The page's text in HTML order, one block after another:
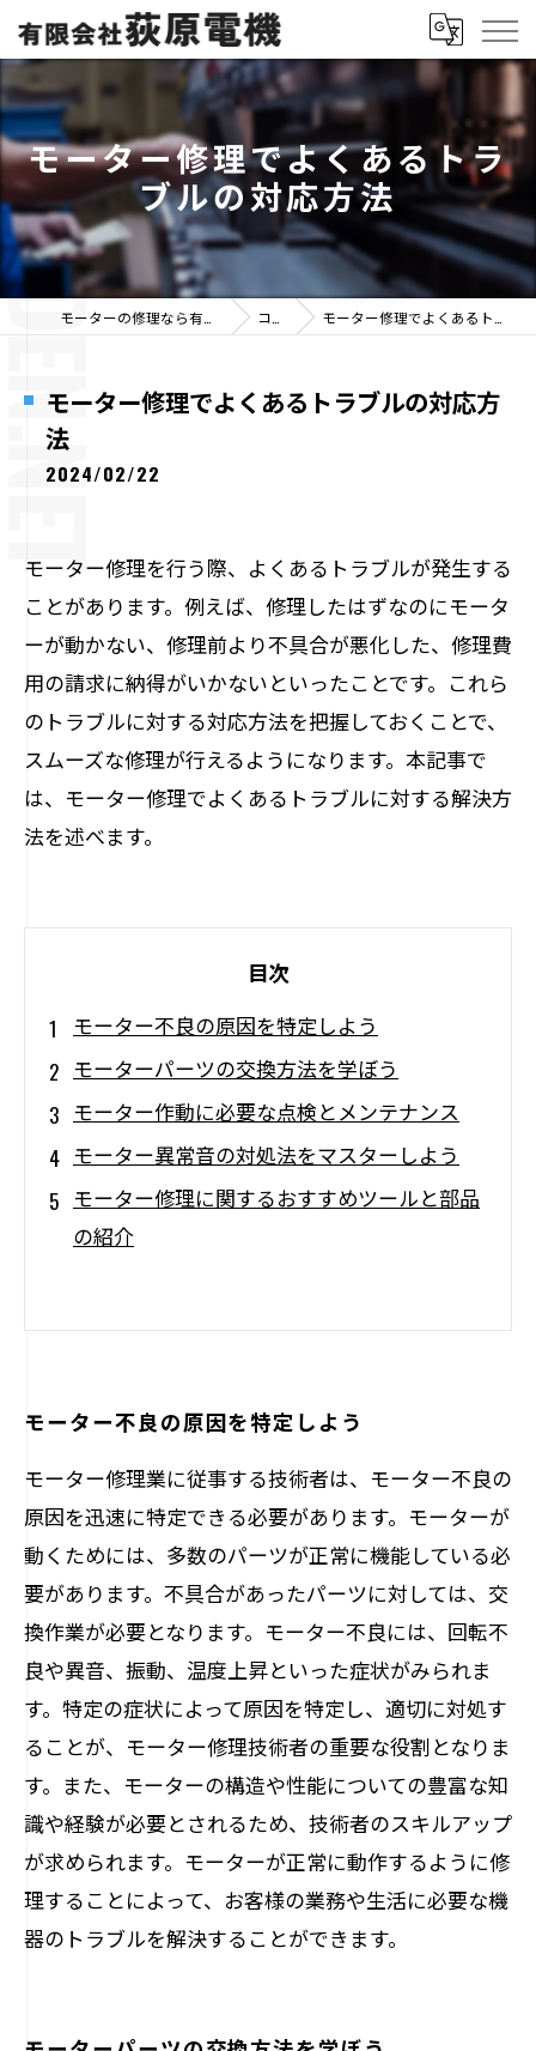
モーター修理でよくあるトラ
ブルの対応方法
コラム モーター修理でよくあるトラブルの対応方法
モーター修理でよくあるトラブルの対応方
法
2024/02/22
モーター修理を行う際、よくあるトラブルが発生する
ことがあります。例えば、修理したはずなのにモータ
ーが動かない、修理前より不具合が悪化した、修理費
用の請求に納得がいかないといったことです。これら
のトラブルに対する対応方法を把握しておくことで、
スムーズな修理が行えるようになります。本記事で
は、モーター修理でよくあるトラブルに対する解決方
法を述べます。
目次
モーター不良の原因を特定しよう
モーターパーツの交換方法を学ぼう
モーター作動に必要な点検とメンテナンス
モーター異常音の対処法をマスターしよう
モーター修理に関するおすすめツールと部品
の紹介
モーター不良の原因を特定しよう
モーター修理業に従事する技術者は、モーター不良の
原因を迅速に特定できる必要があります。モーターが
動くためには、多数のパーツが正常に機能している必
要があります。不具合があったパーツに対しては、交
換作業が必要となります。モーター不良には、回転不
良や異音、振動、温度上昇といった症状がみられま
す。特定の症状によって原因を特定し、適切に対処す
ることが、モーター修理技術者の重要な役割となりま
す。また、モーターの構造や性能についての豊富な知
識や経験が必要とされるため、技術者のスキルアップ
が求められます。モーターが正常に動作するように修
理することによって、お客様の業務や生活に必要な機
器のトラブルを解決することができます。